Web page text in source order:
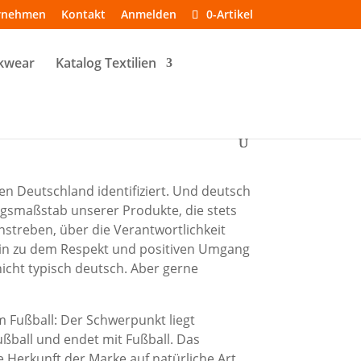
Kontakt Anmelden 0-Artikel
Katalog Textilien
Deutschland identifiziert. Und deutsch
unserer Produkte, die stets
über die Verantwortlichkeit
zu dem Respekt und positiven Umgang
typisch deutsch. Aber gerne
Fußball: Der Schwerpunkt liegt
und endet mit Fußball. Das